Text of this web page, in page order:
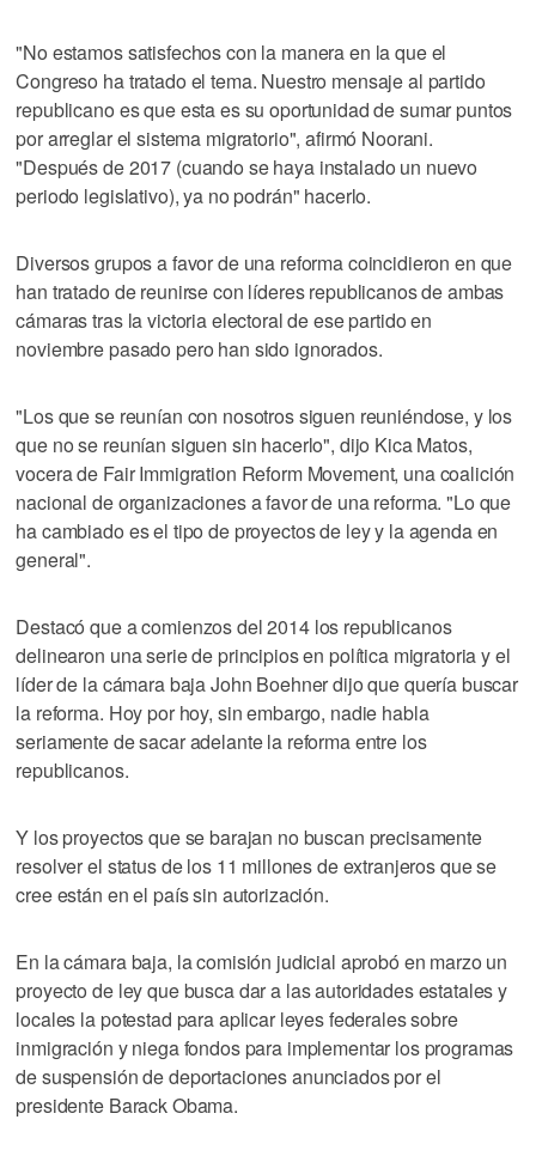
"No estamos satisfechos con la manera en la que el
Congreso ha tratado el tema. Nuestro mensaje al partido
republicano es que esta es su oportunidad de sumar puntos
por arreglar el sistema migratorio", afirmó Noorani.
"Después de 2017 (cuando se haya instalado un nuevo
periodo legislativo), ya no podrán" hacerlo.
Diversos grupos a favor de una reforma coincidieron en que
han tratado de reunirse con líderes republicanos de ambas
cámaras tras la victoria electoral de ese partido en
noviembre pasado pero han sido ignorados.
"Los que se reunían con nosotros siguen reuniéndose, y los
que no se reunían siguen sin hacerlo", dijo Kica Matos,
vocera de Fair Immigration Reform Movement, una coalición
nacional de organizaciones a favor de una reforma. "Lo que
ha cambiado es el tipo de proyectos de ley y la agenda en
general".
Destacó que a comienzos del 2014 los republicanos
delinearon una serie de principios en política migratoria y el
líder de la cámara baja John Boehner dijo que quería buscar
la reforma. Hoy por hoy, sin embargo, nadie habla
seriamente de sacar adelante la reforma entre los
republicanos.
Y los proyectos que se barajan no buscan precisamente
resolver el status de los 11 millones de extranjeros que se
cree están en el país sin autorización.
En la cámara baja, la comisión judicial aprobó en marzo un
proyecto de ley que busca dar a las autoridades estatales y
locales la potestad para aplicar leyes federales sobre
inmigración y niega fondos para implementar los programas
de suspensión de deportaciones anunciados por el
presidente Barack Obama.